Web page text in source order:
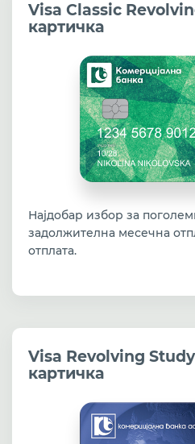
Visa Classic
картичка
Најдобар избор за
задолжителна месечна
отплата.
Visa Revolving
картичка